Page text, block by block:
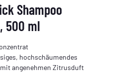
Shampoo
500 ml
hochschäumendes
angenehmen Zitrusduft